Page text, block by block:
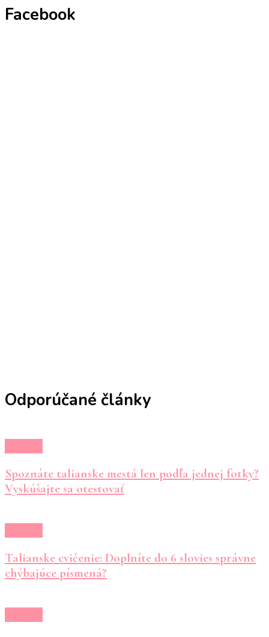
Facebook
Odporúčané články
Spoznáte talianske mestá len podľa jednej fotky?
Vyskúšajte sa otestovať
Talianske cvičenie: Doplníte do 6 slovies správne
chýbajúce písmená?